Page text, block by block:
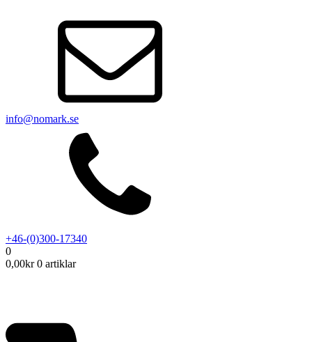
info@nomark.se
+46-(0)300-17340
0
0,00kr 0 artiklar